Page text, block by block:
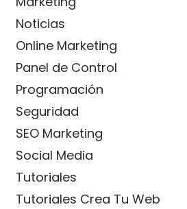
Noticias
Online Marketing
Panel de Control
Programación
Seguridad
SEO Marketing
Social Media
Tutoriales
Tutoriales Crea Tu Web